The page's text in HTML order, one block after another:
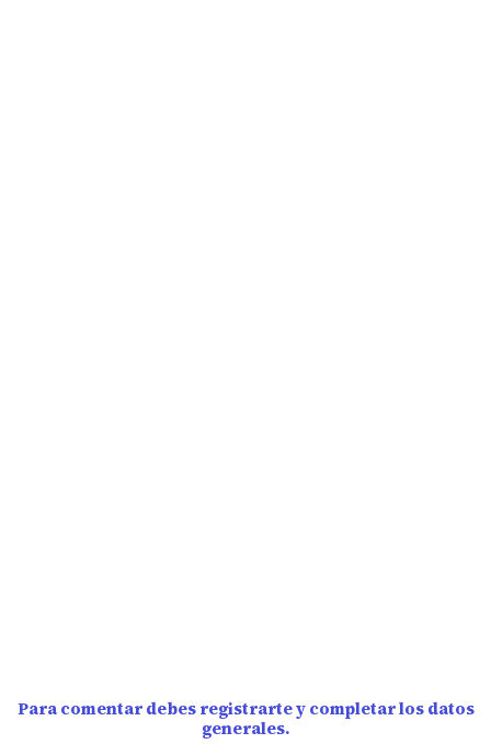
Para comentar debes registrarte y completar los datos
generales.